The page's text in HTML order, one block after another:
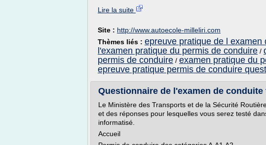
Lire la suite
Site : http://www.autoecole-milleliri.com
Thèmes liés : epreuve pratique de l examen
l'examen pratique du permis de conduire /
permis de conduire / examen pratique du
epreuve pratique permis de conduire
Questionnaire de l'examen de
Le Ministère des Transports et de la Sécurité
et des réponses pour lesquelles vous serez testé
informatisé.
Accueil